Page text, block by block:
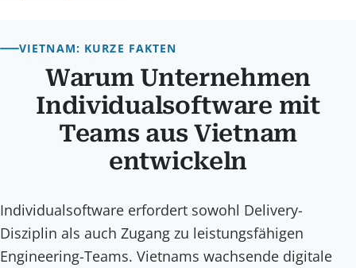
VIETNAM: KURZE FAKTEN
Warum Unternehmen
Individualsoftware mit
Teams aus Vietnam
entwickeln
Individualsoftware erfordert sowohl Delivery-
Disziplin als auch Zugang zu leistungsfähigen
Engineering-Teams. Vietnams wachsende digitale